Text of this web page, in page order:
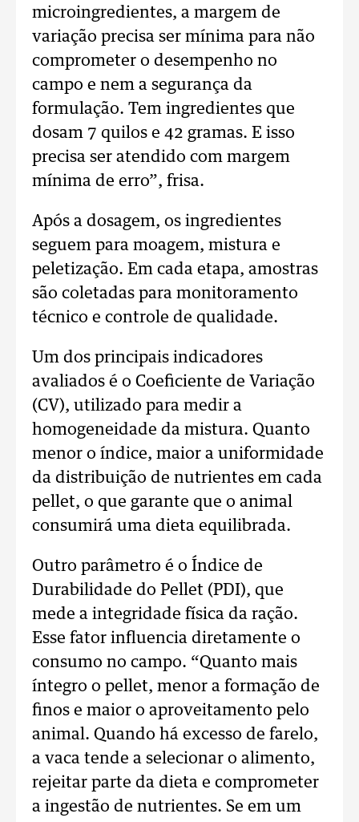
microingredientes, a margem de
variação precisa ser mínima para não
comprometer o desempenho no
campo e nem a segurança da
formulação. Tem ingredientes que
dosam 7 quilos e 42 gramas. E isso
precisa ser atendido com margem
mínima de erro”, frisa.
Após a dosagem, os ingredientes
seguem para moagem, mistura e
peletização. Em cada etapa, amostras
são coletadas para monitoramento
técnico e controle de qualidade.
Um dos principais indicadores
avaliados é o Coeficiente de Variação
(CV), utilizado para medir a
homogeneidade da mistura. Quanto
menor o índice, maior a uniformidade
da distribuição de nutrientes em cada
pellet, o que garante que o animal
consumirá uma dieta equilibrada.
Outro parâmetro é o Índice de
Durabilidade do Pellet (PDI), que
mede a integridade física da ração.
Esse fator influencia diretamente o
consumo no campo. “Quanto mais
íntegro o pellet, menor a formação de
finos e maior o aproveitamento pelo
animal. Quando há excesso de farelo,
a vaca tende a selecionar o alimento,
rejeitar parte da dieta e comprometer
a ingestão de nutrientes. Se em um